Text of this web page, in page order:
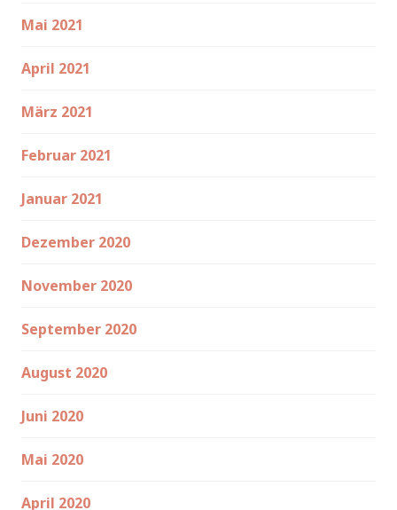
Mai 2021
April 2021
März 2021
Februar 2021
Januar 2021
Dezember 2020
November 2020
September 2020
August 2020
Juni 2020
Mai 2020
April 2020